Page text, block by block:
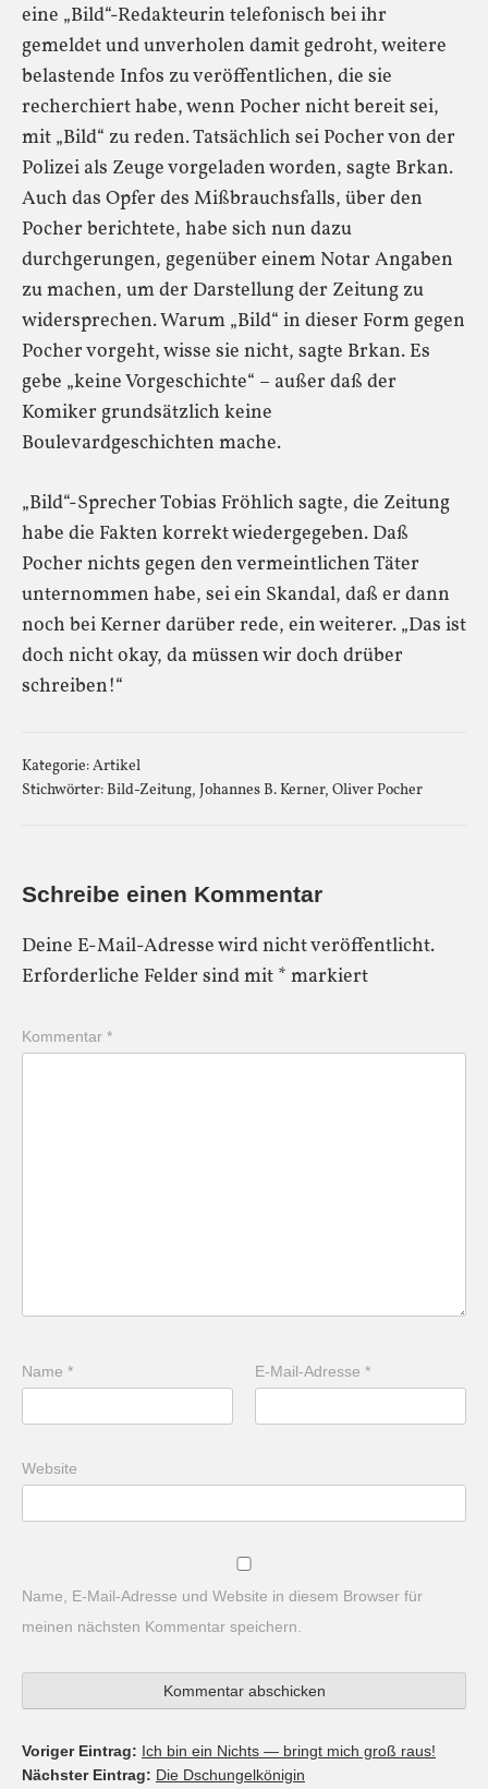
eine „Bild“-Redakteurin telefonisch bei ihr
gemeldet und unverholen damit gedroht, weitere
belastende Infos zu veröffentlichen, die sie
recherchiert habe, wenn Pocher nicht bereit sei,
mit „Bild“ zu reden. Tatsächlich sei Pocher von der
Polizei als Zeuge vorgeladen worden, sagte Brkan.
Auch das Opfer des Mißbrauchsfalls, über den
Pocher berichtete, habe sich nun dazu
durchgerungen, gegenüber einem Notar Angaben
zu machen, um der Darstellung der Zeitung zu
widersprechen. Warum „Bild“ in dieser Form gegen
Pocher vorgeht, wisse sie nicht, sagte Brkan. Es
gebe „keine Vorgeschichte“ – außer daß der
Komiker grundsätzlich keine
Boulevardgeschichten mache.
„Bild“-Sprecher Tobias Fröhlich sagte, die Zeitung
habe die Fakten korrekt wiedergegeben. Daß
Pocher nichts gegen den vermeintlichen Täter
unternommen habe, sei ein Skandal, daß er dann
noch bei Kerner darüber rede, ein weiterer. „Das ist
doch nicht okay, da müssen wir doch drüber
schreiben!“
Kategorie:Artikel
Stichwörter:Bild-Zeitung, Johannes B. Kerner, Oliver Pocher
Schreibe einen Kommentar
Deine E-Mail-Adresse wird nicht veröffentlicht.
Erforderliche Felder sind mit * markiert
Kommentar *
Name * E-Mail-Adresse*
Website
Name, E-Mail-Adresse und Website in diesem Browser für
meinen nächsten Kommentar speichern.
Voriger Eintrag: Ich bin ein Nichts — bringt mich groß raus!
Nächster Eintrag: Die Dschungelkönigin